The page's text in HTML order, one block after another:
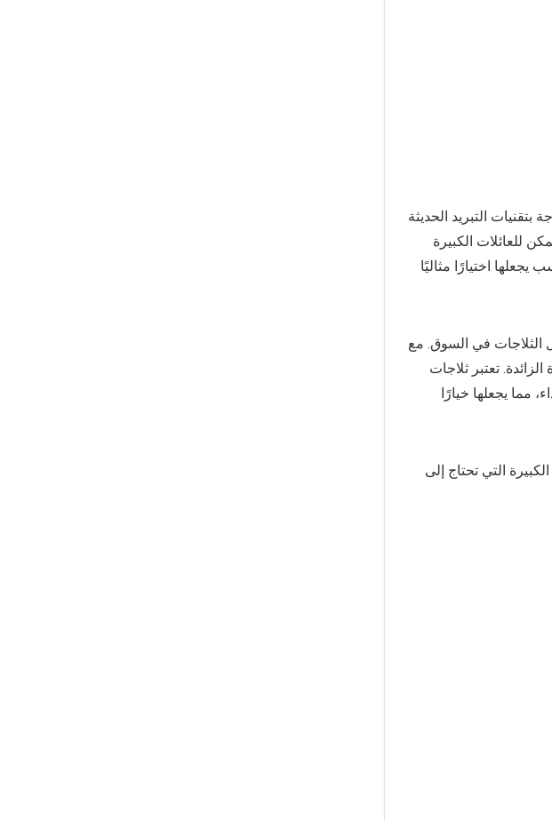
لعام 2025. تتميز الثلاجة بتقنيات التبريد الحديثة
للعائلات الكبيرة
اختيارًا مثاليًا
الثلاجات في السوق. مع
تعتبر ثلاجات
مما يجعلها خيارًا
التي تحتاج إلى